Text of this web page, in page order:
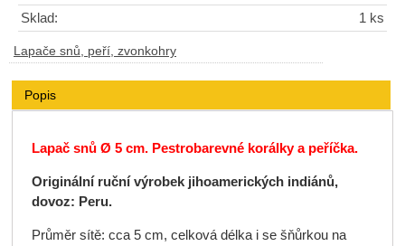
Sklad:
1 ks
Lapače snů, peří, zvonkohry
Popis
Lapač snů Ø 5 cm. Pestrobarevné korálky a peříčka.
Originální ruční výrobek jihoamerických indiánů,
dovoz: Peru.
Průměr sítě: cca 5 cm, celková délka i se šňůrkou na